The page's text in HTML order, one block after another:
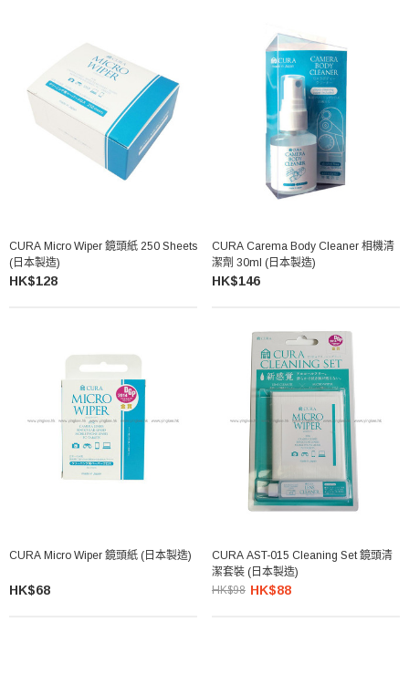
CURA Micro Wiper 鏡頭紙 250 Sheets
(日本製造)
HK$128
CURA Carema Body Cleaner 相機清
潔劑 30ml (日本製造)
HK$146
CURA Micro Wiper 鏡頭紙 (日本製造)
HK$68
CURA AST-015 Cleaning Set 鏡頭清
潔套裝 (日本製造)
HK$98 HK$88